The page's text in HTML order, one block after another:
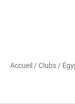
Accueil /Clubs /